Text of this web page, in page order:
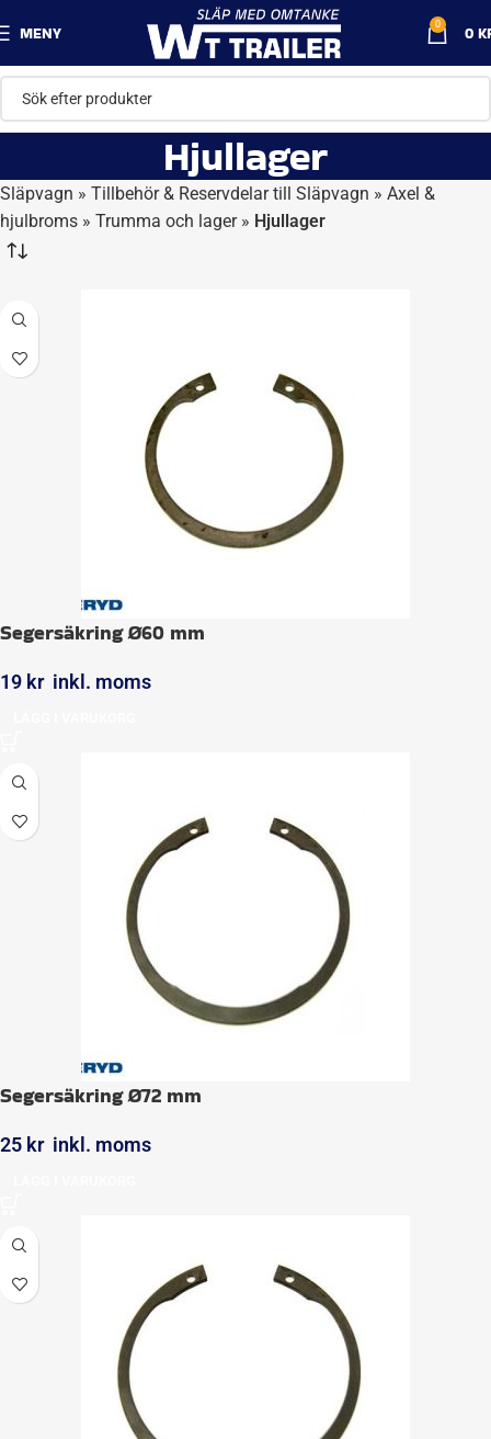
MENY 0 0
Hjullager
Släpvagn » Tillbehör & Reservdelar till Släpvagn » Axel &
hjulbroms » Trumma och lager» Hjullager
Segersäkring Ø60 mm
19 kr inkl. moms
Segersäkring Ø72 mm
25 kr inkl. moms